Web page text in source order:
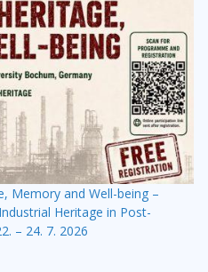
Memory and Well-being –
Heritage in Post-
– 24. 7. 2026